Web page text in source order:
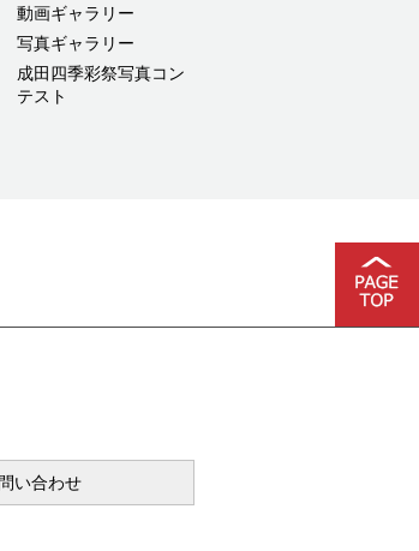
動画ギャラリー
写真ギャラリー
成田四季彩祭写真コン
テスト
い合わせ